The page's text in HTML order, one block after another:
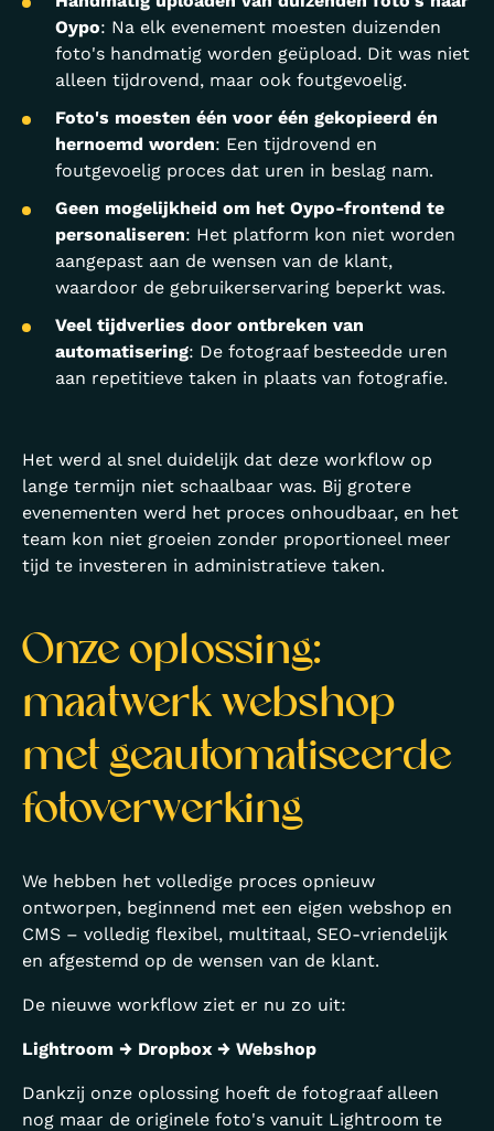
Oypo: Na elk evenement moesten duizenden
foto's handmatig worden geüpload. Dit was niet
alleen tijdrovend, maar ook foutgevoelig.
Foto's moesten één voor één gekopieerd én
hernoemd worden: Een tijdrovend en
foutgevoelig proces dat uren in beslag nam.
Geen mogelijkheid om het Oypo-frontend te
personaliseren: Het platform kon niet worden
aangepast aan de wensen van de klant,
waardoor de gebruikerservaring beperkt was.
Veel tijdverlies door ontbreken van
automatisering: De fotograaf besteedde uren
aan repetitieve taken in plaats van fotografie.
Het werd al snel duidelijk dat deze workflow op
lange termijn niet schaalbaar was. Bij grotere
evenementen werd het proces onhoudbaar, en het
team kon niet groeien zonder proportioneel meer
tijd te investeren in administratieve taken.
Onze oplossing:
maatwerk webshop
met geautomatiseerde
fotoverwerking
We hebben het volledige proces opnieuw
ontworpen, beginnend met een eigen webshop en
CMS – volledig flexibel, multitaal, SEO-vriendelijk
en afgestemd op de wensen van de klant.
De nieuwe workflow ziet er nu zo uit:
Lightroom → Dropbox → Webshop
Dankzij onze oplossing hoeft de fotograaf alleen
nog maar de originele foto's vanuit Lightroom te